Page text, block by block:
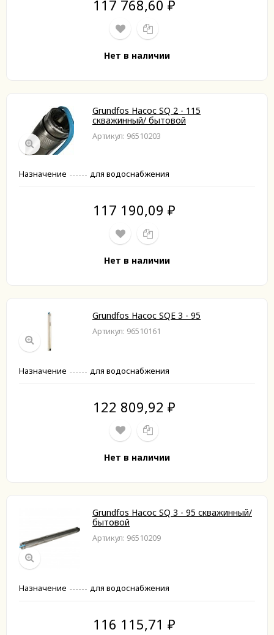
117 768,60 ₽
Нет в наличии
Grundfos Насос SQ 2 - 115
скважинный/ бытовой
Артикул: 96510203
Назначение для водоснабжения
117 190,09 ₽
Нет в наличии
Grundfos Насос SQE 3 - 95
Артикул: 96510161
Назначение для водоснабжения
122 809,92 ₽
Нет в наличии
Grundfos Насос SQ 3 - 95 скважинный/
бытовой
Артикул: 96510209
Назначение для водоснабжения
116 115,71 ₽